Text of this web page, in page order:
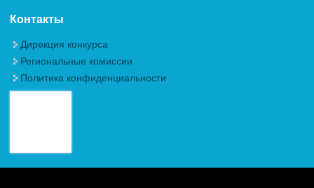
Контакты
Дирекция конкурса
Региональные комиссии
Политика конфиденциальности